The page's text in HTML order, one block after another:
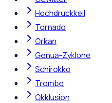
Hochdruckkeil
Tornado
Orkan
Genua-Zyklone
Schirokko
Trombe
Okklusion